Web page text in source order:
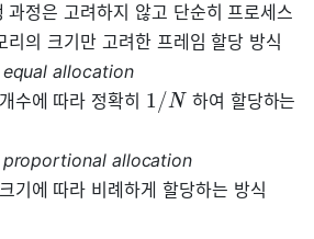
과정은 고려하지 않고 단순히 프로세스
리의 크기만 고려한 프레임 할당 방식
equal allocation
수에 따라 정확히 1/N 하여 할당하는
proportional allocation
기에 따라 비례하게 할당하는 방식